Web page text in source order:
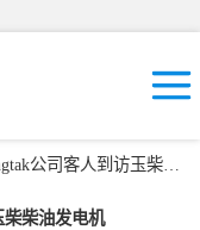
司客人到访玉柴柴油发电机
柴油发电机